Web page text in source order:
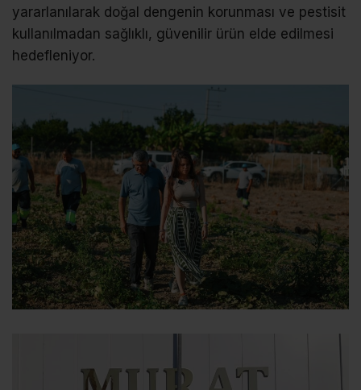
yararlanılarak doğal dengenin korunması ve pestisit
kullanılmadan sağlıklı, güvenilir ürün elde edilmesi
hedefleniyor.